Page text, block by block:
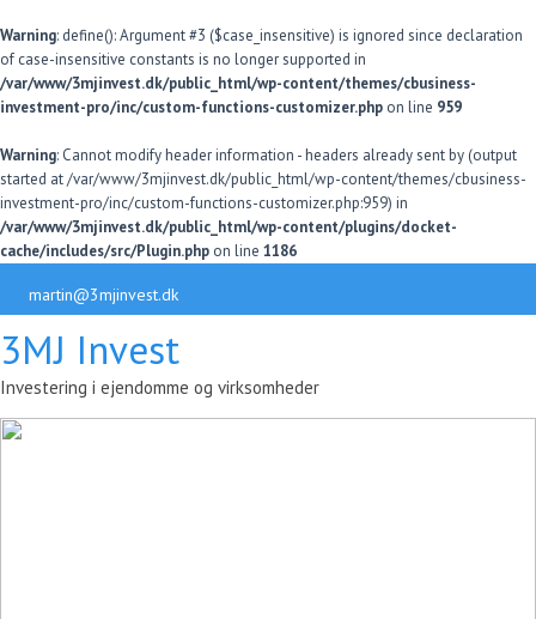
Warning: define(): Argument #3 ($case_insensitive) is ignored since declaration
of case-insensitive constants is no longer supported in
/var/www/3mjinvest.dk/public_html/wp-content/themes/cbusiness-
investment-pro/inc/custom-functions-customizer.php on line 959
Warning: Cannot modify header information - headers already sent by (output
started at /var/www/3mjinvest.dk/public_html/wp-content/themes/cbusiness-
investment-pro/inc/custom-functions-customizer.php:959) in
/var/www/3mjinvest.dk/public_html/wp-content/plugins/docket-
cache/includes/src/Plugin.php on line 1186
martin@3mjinvest.dk
3MJ Invest
Investering i ejendomme og virksomheder